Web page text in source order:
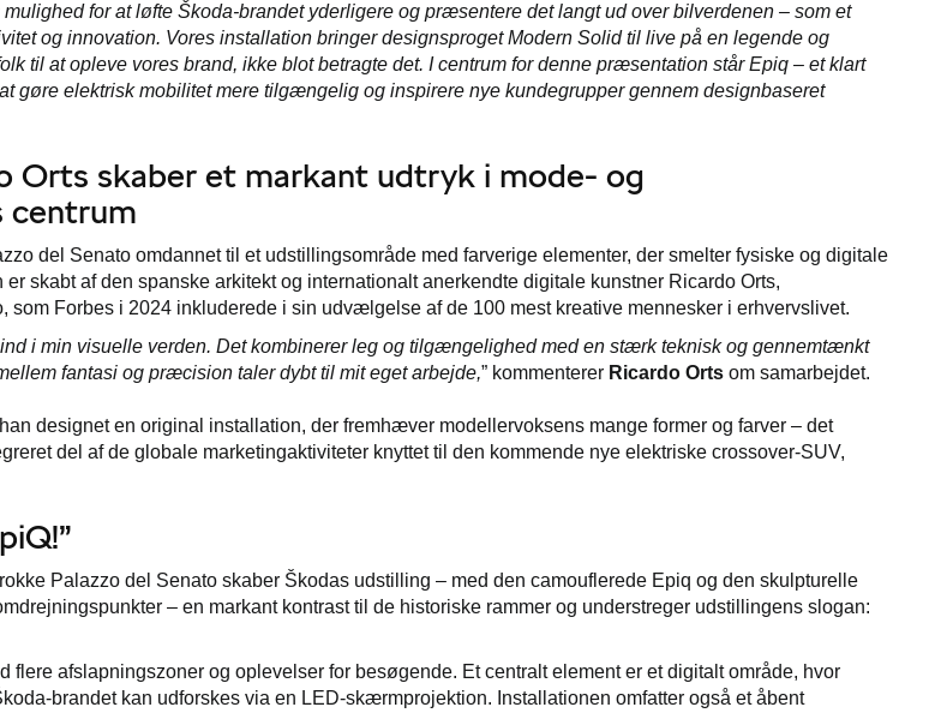
mulighed for at løfte Škoda-brandet yderligere og præsentere det langt ud over bilverdenen – som et
og innovation. Vores installation bringer designsproget Modern Solid til live på en legende og
til at opleve vores brand, ikke blot betragte det. I centrum for denne præsentation står Epiq – et klart
gøre elektrisk mobilitet mere tilgængelig og inspirere nye kundegrupper gennem designbaseret
Orts skaber et markant udtryk i mode- og
centrum
del Senato omdannet til et udstillingsområde med farverige elementer, der smelter fysiske og digitale
skabt af den spanske arkitekt og internationalt anerkendte digitale kunstner Ricardo Orts,
Forbes i 2024 inkluderede i sin udvælgelse af de 100 mest kreative mennesker i erhvervslivet.
ind i min visuelle verden. Det kombinerer leg og tilgængelighed med en stærk teknisk og gennemtænkt
fantasi og præcision taler dybt til mit eget arbejde,” kommenterer Ricardo Orts om samarbejdet.
designet en original installation, der fremhæver modellervoksens mange former og farver – det
del af de globale marketingaktiviteter knyttet til den kommende nye elektriske crossover-SUV,
Palazzo del Senato skaber Škodas udstilling – med den camouflerede Epiq og den skulpturelle
– en markant kontrast til de historiske rammer og understreger udstillingens slogan:
flere afslapningszoner og oplevelser for besøgende. Et centralt element er et digitalt område, hvor
brandet kan udforskes via en LED-skærmprojektion. Installationen omfatter også et åbent